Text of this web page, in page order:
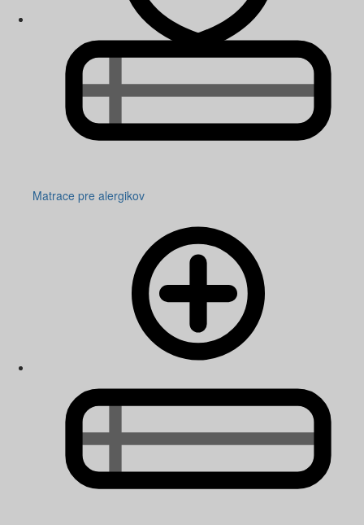
Matrace pre alergikov